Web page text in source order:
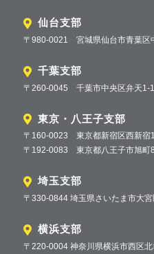
仙台支部
〒980-0021 宮城県仙台市青葉区
千葉支部
〒260-0045 千葉市中央区弁天1-
東京・八王子支部
〒160-0023 東京都新宿区西新宿
〒192-0083 東京都八王子市旭町
埼玉支部
〒330-0844 埼玉県さいたま市大
横浜支部
〒220-0004 神奈川県横浜市西区